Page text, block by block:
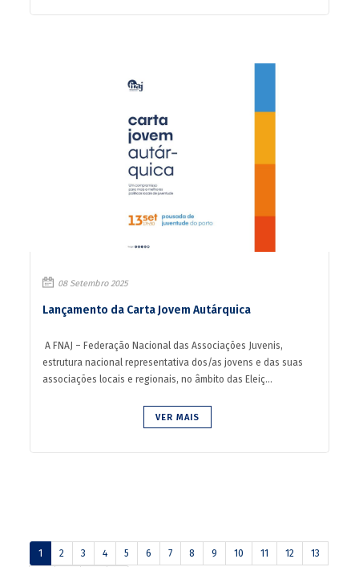
08 Setembro 2025
Lançamento da Carta Jovem Autárquica
A FNAJ – Federação Nacional das Associações Juvenis,
estrutura nacional representativa dos/as jovens e das suas
associações locais e regionais, no âmbito das Eleiç...
VER MAIS
1 2 3 4 5 6 7 8 9 10 11 12 13